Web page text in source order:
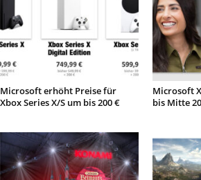
Microsoft erhöht Preise für
Xbox Series X/S um bis 200 €
Microsoft
bis Mitte